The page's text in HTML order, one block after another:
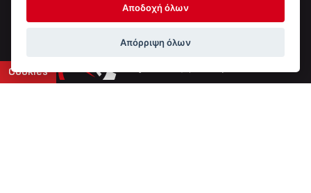
Cookies
Αποδοχή όλων
Απόρριψη όλων